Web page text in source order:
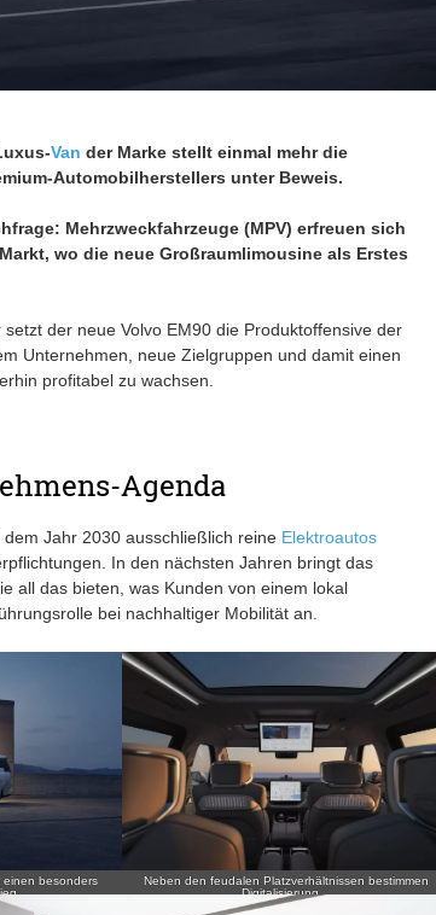
Van der Marke stellt einmal mehr die
Automobilherstellers unter Beweis.
Mehrzweckfahrzeuge (MPV) erfreuen sich
wo die neue Großraumlimousine als Erstes
der neue Volvo EM90 die Produktoffensive der
Unternehmen, neue Zielgruppen und damit einen
profitabel zu wachsen.
Agenda
Jahr 2030 ausschließlich reine Elektroautos
In den nächsten Jahren bringt das
all das bieten, was Kunden von einem lokal
bei nachhaltiger Mobilität an.
einen besonders
Neben den feudalen Platzverhältnissen bestimmen
Digitalisierung…